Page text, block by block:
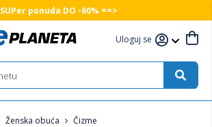
SUPer ponuda DO -60% ==>
Uloguj se
Ženska obuća Čizme